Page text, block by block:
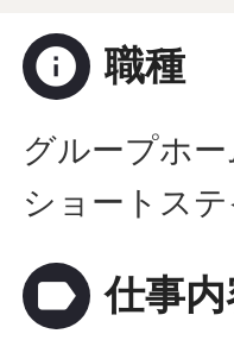
info 職種
グループホ
ショートス
label 仕事